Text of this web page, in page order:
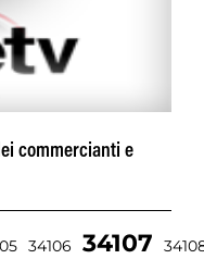
commercianti e
34106 34107